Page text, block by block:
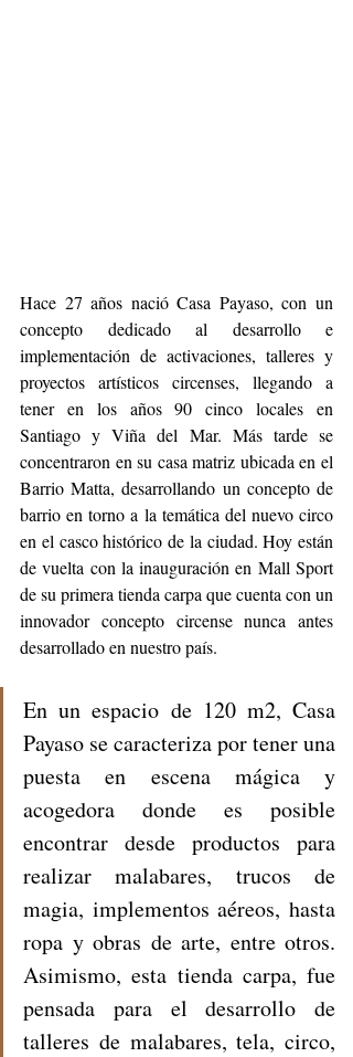
Hace 27 años nació Casa Payaso, con un
concepto dedicado al desarrollo e
implementación de activaciones, talleres y
proyectos artísticos circenses, llegando a
tener en los años 90 cinco locales en
Santiago y Viña del Mar. Más tarde se
concentraron en su casa matriz ubicada en el
Barrio Matta, desarrollando un concepto de
barrio en torno a la temática del nuevo circo
en el casco histórico de la ciudad. Hoy están
de vuelta con la inauguración en Mall Sport
de su primera tienda carpa que cuenta con un
innovador concepto circense nunca antes
desarrollado en nuestro país.
En un espacio de 120 m2, Casa
Payaso se caracteriza por tener una
puesta en escena mágica y
acogedora donde es posible
encontrar desde productos para
realizar malabares, trucos de
magia, implementos aéreos, hasta
ropa y obras de arte, entre otros.
Asimismo, esta tienda carpa, fue
pensada para el desarrollo de
talleres de malabares, tela, circo,